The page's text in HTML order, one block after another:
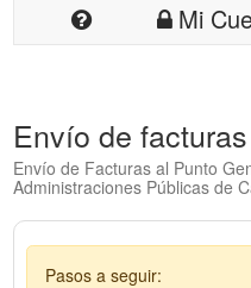
Mi
Envío de facturas
Envío de Facturas al Punto
Administraciones Públicas de
Pasos a seguir: